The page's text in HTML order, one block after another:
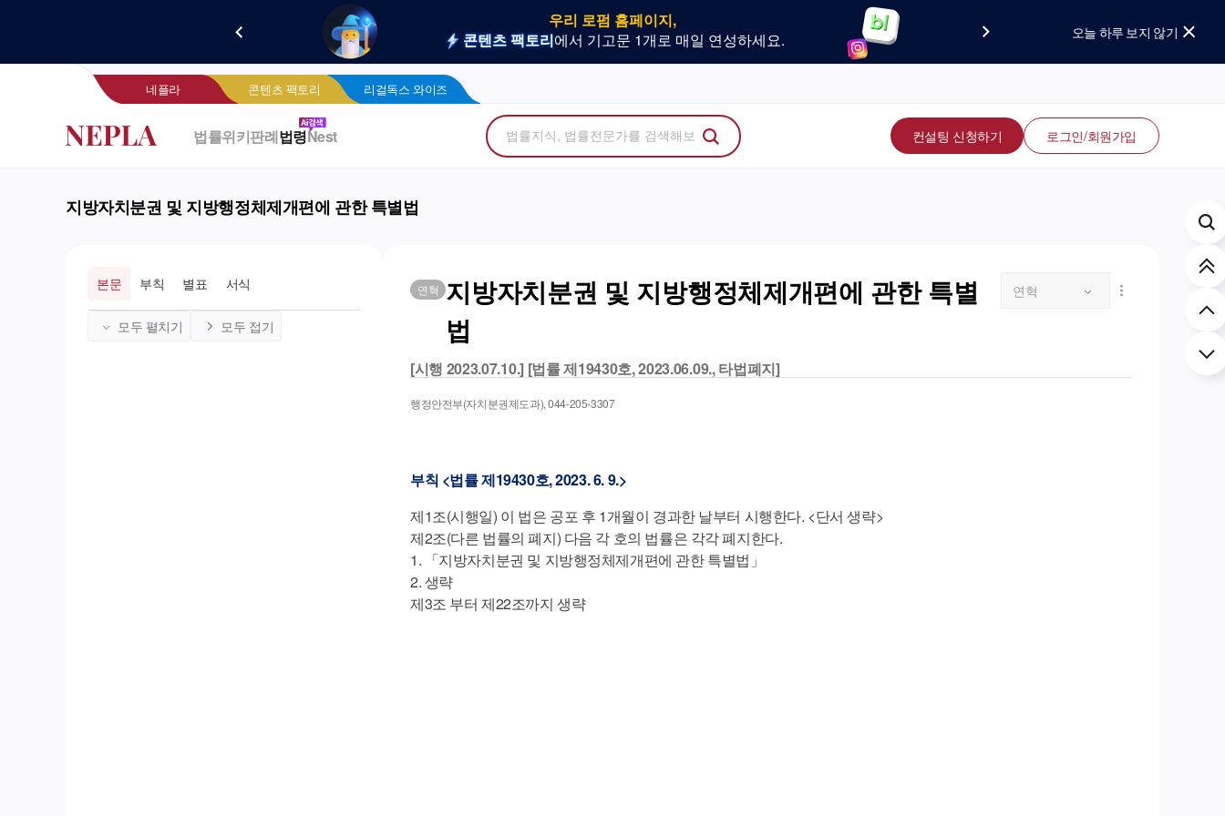
우리 로펌 홈페이지,
콘텐츠 팩토리에서 기고문 1개로 매일 연성하세요.
새로 나온 위키, 주요 법률 행사 지금 네플라 뉴스레터로 한번에 받아보세요!
Wise
사건을 이해하는 만능 어쏘,
리걸독스 와이즈프로 사전등록 신청하기
네플라 광고 문의 법률 소비자에게 지금 당신의 브랜드를 보여주세요! 오늘 하루 보지 않기
네플라 콘텐츠 팩토리 리걸독스 와이즈
법률위키판례법령Nest 컨설팅 신청하기 로그인/회원가입
지방자치분권 및 지방행정체제개편에 관한 특별법
본문 부칙 별표 서식
모두 펼치기 모두 접기
연혁 지방자치분권 및 지방행정체제개편에 관한 특별
법
연혁
[시행 2023.07.10.] [법률 제19430호, 2023.06.09., 타법폐지]
행정안전부(자치분권제도과), 044-205-3307
부칙 <법률 제19430호, 2023. 6. 9.>
제1조(시행일) 이 법은 공포 후 1개월이 경과한 날부터 시행한다. <단서 생략>
제2조(다른 법률의 폐지) 다음 각 호의 법률은 각각 폐지한다.
1. 「지방자치분권 및 지방행정체제개편에 관한 특별법」
2. 생략
제3조 부터 제22조까지 생략